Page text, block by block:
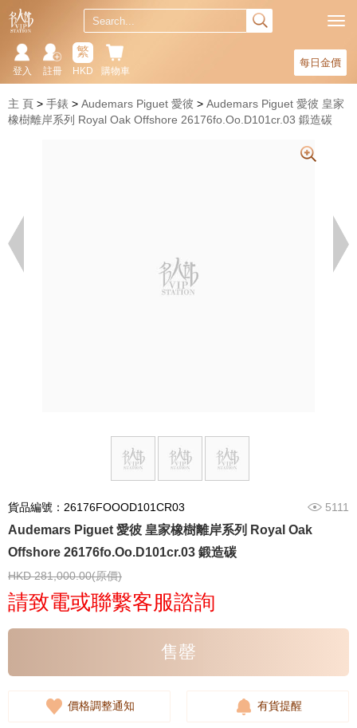
每日金價
購物車
繁
HKD
註冊
登入
主 頁 手錶 Audemars Piguet 愛彼
Audemars Piguet 愛彼 皇家
橡樹離岸系列 Royal Oak Offshore 26176fo.Oo.D101cr.03 鍛造碳
貨品編號：26176FOOOD101CR03 5111
Audemars Piguet 愛彼 皇家橡樹離岸系列 Royal Oak
Offshore 26176fo.Oo.D101cr.03 鍛造碳
HKD 281,000.00(原價)
請致電或聯繫客服諮詢
售罄
價格調整通知 有貨提醒